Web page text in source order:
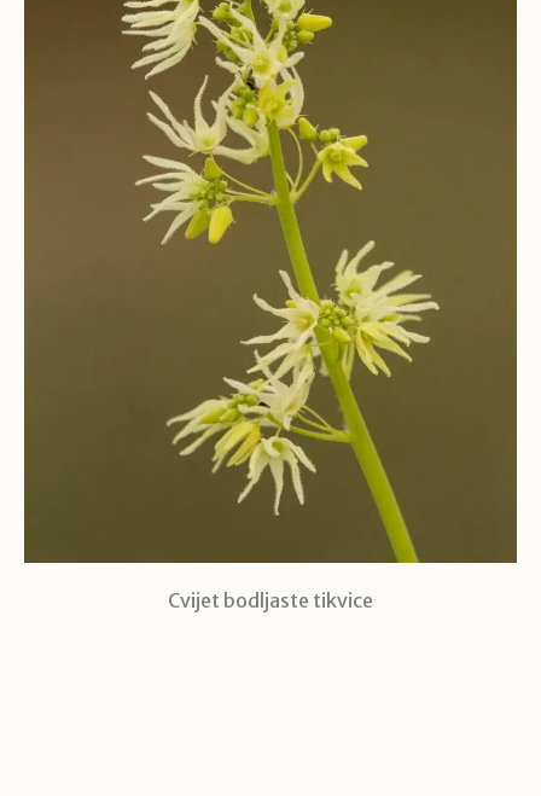
Cvijet bodljaste tikvice